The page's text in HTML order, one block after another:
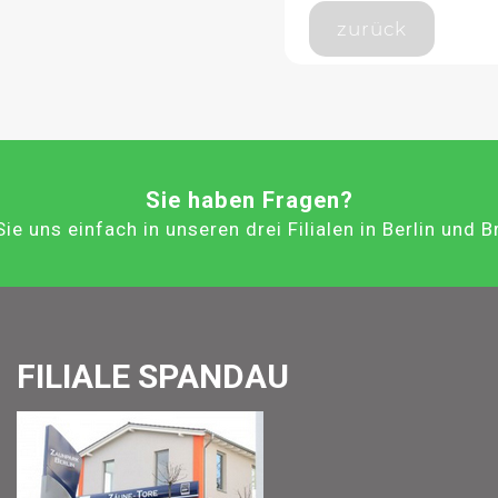
zurück
Sie haben Fragen?
uns einfach in unseren drei Filialen in Berlin und
FILIALE SPANDAU